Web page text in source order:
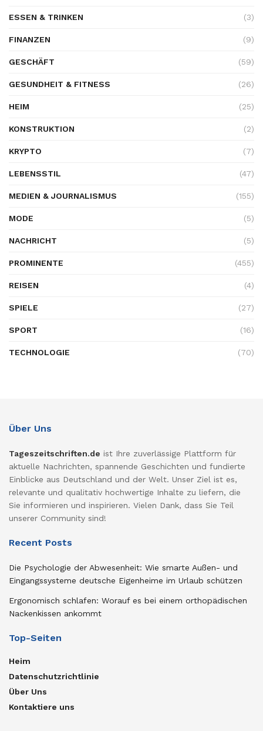
ESSEN & TRINKEN (3)
FINANZEN (9)
GESCHÄFT (59)
GESUNDHEIT & FITNESS (26)
HEIM (25)
KONSTRUKTION (2)
KRYPTO (7)
LEBENSSTIL (47)
MEDIEN & JOURNALISMUS (155)
MODE (5)
NACHRICHT (5)
PROMINENTE (455)
REISEN (4)
SPIELE (27)
SPORT (16)
TECHNOLOGIE (70)
Über Uns
Tageszeitschriften.de ist Ihre zuverlässige Plattform für
aktuelle Nachrichten, spannende Geschichten und fundierte
Einblicke aus Deutschland und der Welt. Unser Ziel ist es,
relevante und qualitativ hochwertige Inhalte zu liefern, die
Sie informieren und inspirieren. Vielen Dank, dass Sie Teil
unserer Community sind!
Recent Posts
Die Psychologie der Abwesenheit: Wie smarte Außen- und
Eingangssysteme deutsche Eigenheime im Urlaub schützen
Ergonomisch schlafen: Worauf es bei einem orthopädischen
Nackenkissen ankommt
Top-Seiten
Heim
Datenschutzrichtlinie
Über Uns
Kontaktiere uns